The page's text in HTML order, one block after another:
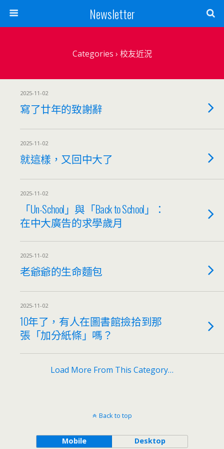
Newsletter
Categories › 校友近況
2025-11-02
寫了廿年的致謝辭
2025-11-02
就這樣，又回中大了
2025-11-02
「Un-School」與「Back to School」：
在中大廣告的求學歲月
2025-11-02
老爺爺的生命麵包
2025-11-02
10年了，有人在圖書館撿拾到那
張「加分紙條」嗎？
Load More From This Category…
Back to top
Mobile Desktop